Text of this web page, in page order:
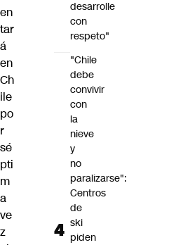
en
tar
á
en
Ch
ile
po
r
sé
pti
m
a
ve
z
desarrolle
con
respeto"
"Chile
debe
convivir
con
la
nieve
y
no
paralizarse":
Centros
de
ski
piden